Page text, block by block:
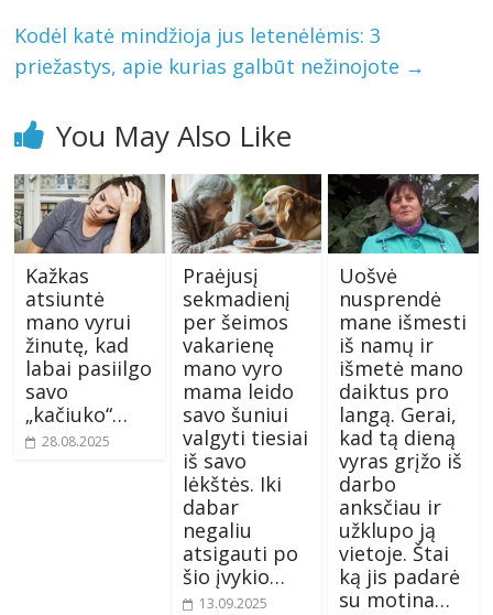
Kodėl katė mindžioja jus letenėlėmis: 3
priežastys, apie kurias galbūt nežinojote →
You May Also Like
Kažkas
atsiuntė
mano vyrui
žinutę, kad
labai pasiilgo
savo
„kačiuko“…
28.08.2025
Praėjusį
sekmadienį
per šeimos
vakarienę
mano vyro
mama leido
savo šuniui
valgyti tiesiai
iš savo
lėkštės. Iki
dabar
negaliu
atsigauti po
šio įvykio…
13.09.2025
Uošvė
nusprendė
mane išmesti
iš namų ir
išmetė mano
daiktus pro
langą. Gerai,
kad tą dieną
vyras grįžo iš
darbo
anksčiau ir
užklupo ją
vietoje. Štai
ką jis padarė
su motina…